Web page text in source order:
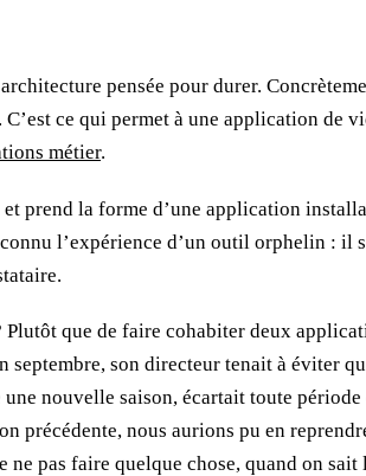
pensée pour durer.
C’est ce qui permet à une application de
métier.
et prend la forme d’une application
l’expérience d’un outil orphelin : il
que de faire cohabiter deux
son directeur tenait à éviter
une nouvelle saison, écartait toute
précédente, nous aurions pu en
pas faire quelque chose, quand on